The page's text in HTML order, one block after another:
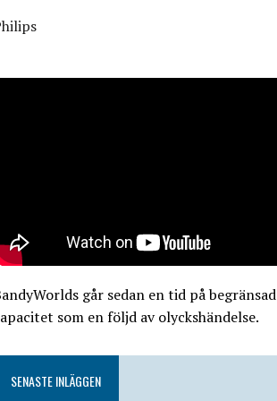
går sedan en tid på begränsad
som en följd av olyckshändelse.
SENASTE INLÄGGEN